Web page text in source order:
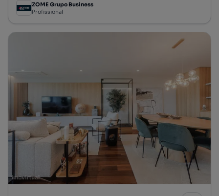
ZOME Grupo Business
Profissional